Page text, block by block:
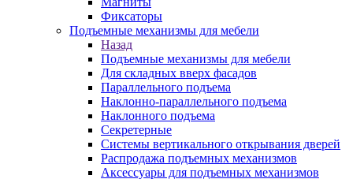
Фиксаторы
Подъемные механизмы для мебели
Назад
Подъемные механизмы для мебели
Для складных вверх фасадов
Параллельного подъема
Наклонно-параллельного подъема
Наклонного подъема
Секретерные
Системы вертикального открывания дверей
Распродажа подъемных механизмов
Аксессуары для подъемных механизмов